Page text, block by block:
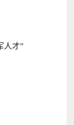
人才”